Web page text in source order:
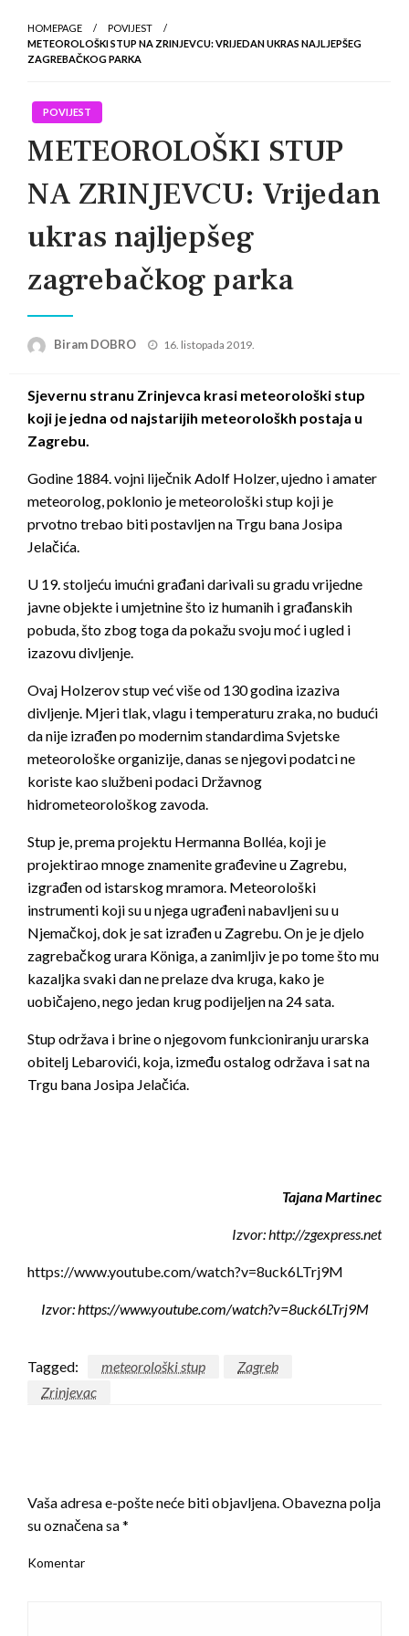
HOMEPAGE
POVIJEST
METEOROLOŠKI STUP NA ZRINJEVCU: VRIJEDAN UKRAS NAJLJEPŠEG
ZAGREBAČKOG PARKA
POVIJEST
METEOROLOŠKI STUP
NA ZRINJEVCU: Vrijedan
ukras najljepšeg
zagrebačkog parka
Biram DOBRO
Posted
16. listopada 2019.
Sjevernu stranu Zrinjevca krasi meteorološki stup
koji je jedna od najstarijih meteorološkh postaja u
Zagrebu.
Godine 1884. vojni liječnik Adolf Holzer, ujedno i amater
meteorolog, poklonio je meteorološki stup koji je
prvotno trebao biti postavljen na Trgu bana Josipa
Jelačića.
U 19. stoljeću imućni građani darivali su gradu vrijedne
javne objekte i umjetnine što iz humanih i građanskih
pobuda, što zbog toga da pokažu svoju moć i ugled i
izazovu divljenje.
Ovaj Holzerov stup već više od 130 godina izaziva
divljenje. Mjeri tlak, vlagu i temperaturu zraka, no budući
da nije izrađen po modernim standardima Svjetske
meteorološke organizije, danas se njegovi podatci ne
koriste kao službeni podaci Državnog
hidrometeorološkog zavoda.
Stup je, prema projektu Hermanna Bolléa, koji je
projektirao mnoge znamenite građevine u Zagrebu,
izgrađen od istarskog mramora. Meteorološki
instrumenti koji su u njega ugrađeni nabavljeni su u
Njemačkoj, dok je sat izrađen u Zagrebu. On je je djelo
zagrebačkog urara Königa, a zanimljiv je po tome što mu
kazaljka svaki dan ne prelaze dva kruga, kako je
uobičajeno, nego jedan krug podijeljen na 24 sata.
Stup održava i brine o njegovom funkcioniranju urarska
obitelj Lebarovići, koja, između ostalog održava i sat na
Trgu bana Josipa Jelačića.
Tajana Martinec
Izvor: http://zgexpress.net
https://www.youtube.com/watch?v=8uck6LTrj9M
Izvor: https://www.youtube.com/watch?v=8uck6LTrj9M
Tagged: meteorološki stup
Zagreb
Zrinjevac
Vaša adresa e-pošte neće biti objavljena. Obavezna polja
su označena sa*
Komentar